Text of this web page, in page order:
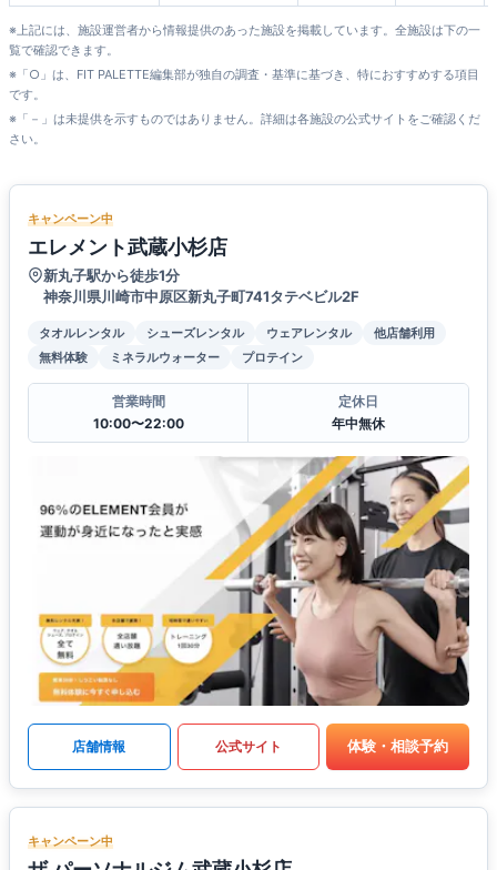
※上記には、施設運営者から情報提供のあった施設を掲載しています。全施設は下の一
覧で確認できます。
※「○」は、FIT PALETTE編集部が独自の調査・基準に基づき、特におすすめする項目
です。
※「－」は未提供を示すものではありません。詳細は各施設の公式サイトをご確認くだ
さい。
キャンペーン中
エレメント武蔵小杉店
新丸子駅から徒歩1分
神奈川県川崎市中原区新丸子町741タテベビル2F
タオルレンタル シューズレンタル ウェアレンタル
他店舗利用
無料体験
ミネラルウォーター プロテイン
営業時間
10:00〜22:00
定休日
年中無休
店舗情報 公式サイト 体験・相談予約
キャンペーン中